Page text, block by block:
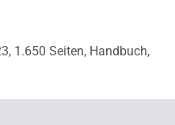
1.650 Seiten, Handbuch,